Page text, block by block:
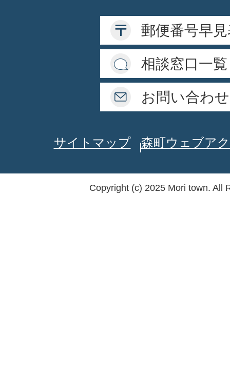
郵便番号早
相談窓口一覧
お問い合わせ
サイトマップ 森町ウェブア
Copyright (c) 2025 Mori town. All